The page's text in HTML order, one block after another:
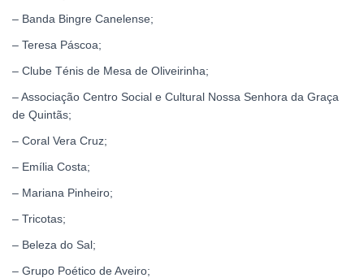
– Banda Bingre Canelense;
– Teresa Páscoa;
– Clube Ténis de Mesa de Oliveirinha;
– Associação Centro Social e Cultural Nossa Senhora da Graça
de Quintãs;
– Coral Vera Cruz;
– Emília Costa;
– Mariana Pinheiro;
– Tricotas;
– Beleza do Sal;
– Grupo Poético de Aveiro;